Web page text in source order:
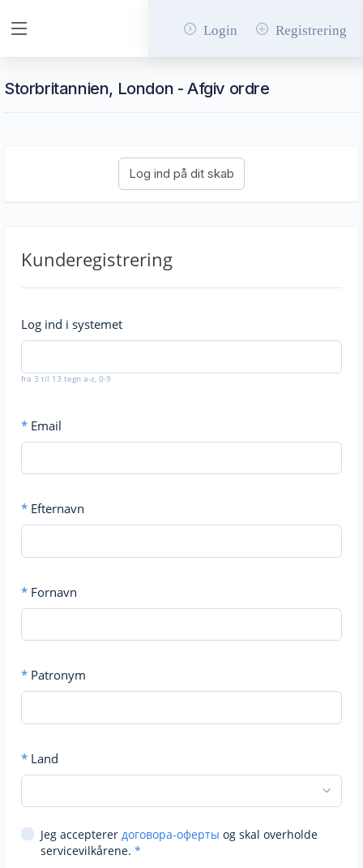
Login Registrering
Storbritannien, London - Afgiv ordre
Kunderegistrering
Log ind i systemet
fra 3 til 13 tegn a-z, 0-9
* Email
* Efternavn
* Fornavn
* Patronym
* Land
Jeg accepterer договора-оферты og skal overholde
servicevilkårene. *